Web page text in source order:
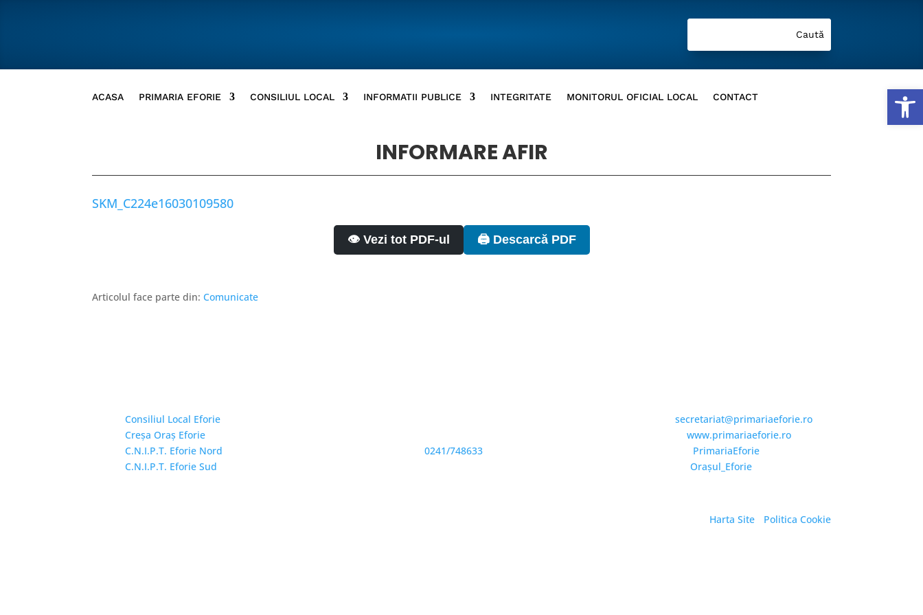
ACASA PRIMARIA EFORIE CONSILIUL LOCAL INFORMATII PUBLICE INTEGRITATE MONITORUL OFICIAL LOCAL CONTACT
INFORMARE AFIR
SKM_C224e16030109580
👁️ Vezi tot PDF-ul 🖨️ Descarcă PDF
Articolul face parte din:Comunicate
Consiliul Local Eforie
Creșa Oraș Eforie
C.N.I.P.T. Eforie Nord
C.N.I.P.T. Eforie Sud
0241/748633
Email:secretariat@primariaeforie.ro
Website:www.primariaeforie.ro
PrimariaEforie
YouTube:Oraşul_Eforie
Harta Site/ Politica Cookie